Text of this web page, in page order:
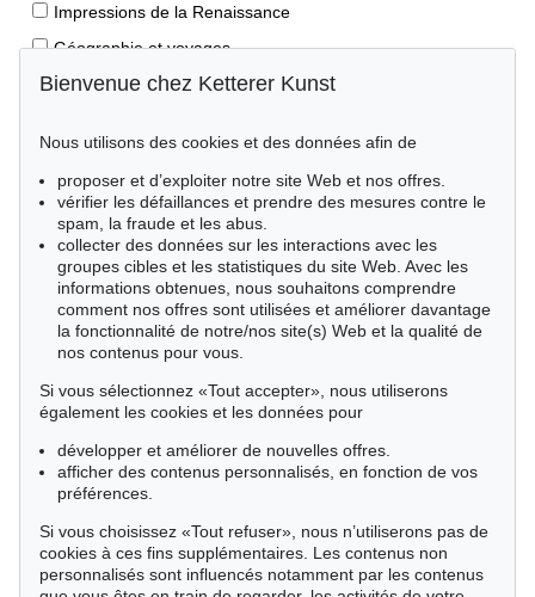
Impressions de la Renaissance
Géographie et voyages
Éditions princeps
Livres pour enfants
Style de vie
Événements clés des sciences naturelles
Littérature mondiale
Littérature économique
Cimélie
Trier par:
Tous les objets
Offres actuelles
Bienvenue chez Ketterer Kunst
Nous utilisons des cookies et des données afin de
proposer et d’exploiter notre site Web et nos offres.
vérifier les défaillances et prendre des mesures contre le
spam, la fraude et les abus.
collecter des données sur les interactions avec les
groupes cibles et les statistiques du site Web. Avec les
informations obtenues, nous souhaitons comprendre
comment nos offres sont utilisées et améliorer davantage
la fonctionnalité de notre/nos site(s) Web et la qualité de
nos contenus pour vous.
Si vous sélectionnez «Tout accepter», nous utiliserons
également les cookies et les données pour
développer et améliorer de nouvelles offres.
afficher des contenus personnalisés, en fonction de vos
préférences.
Si vous choisissez «Tout refuser», nous n’utiliserons pas de
cookies à ces fins supplémentaires. Les contenus non
personnalisés sont influencés notamment par les contenus